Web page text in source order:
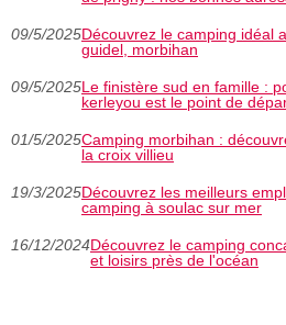
09/5/2025Découvrez le camping idéal
guidel, morbihan
09/5/2025Le finistère sud en famille :
kerleyou est le point de
01/5/2025Camping morbihan :
la croix villieu
19/3/2025Découvrez les meilleurs
camping à soulac sur mer
16/12/2024Découvrez le camping
et loisirs près de l'océan